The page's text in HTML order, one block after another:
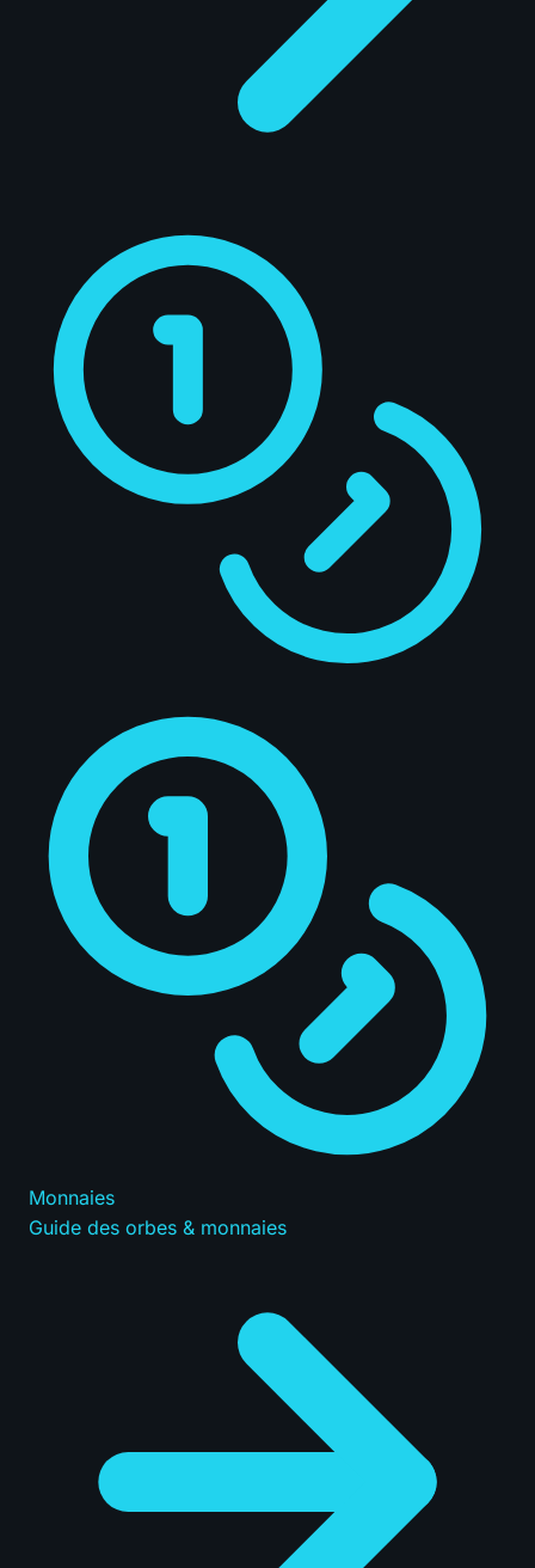
Monnaies
Guide des orbes & monnaies